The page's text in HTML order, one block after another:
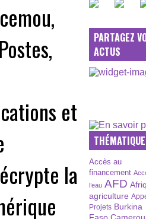
et
la
PARTAGEZ
ACTUS
Accès au
financement
l’eau AFD
agriculture
Projets Burkina